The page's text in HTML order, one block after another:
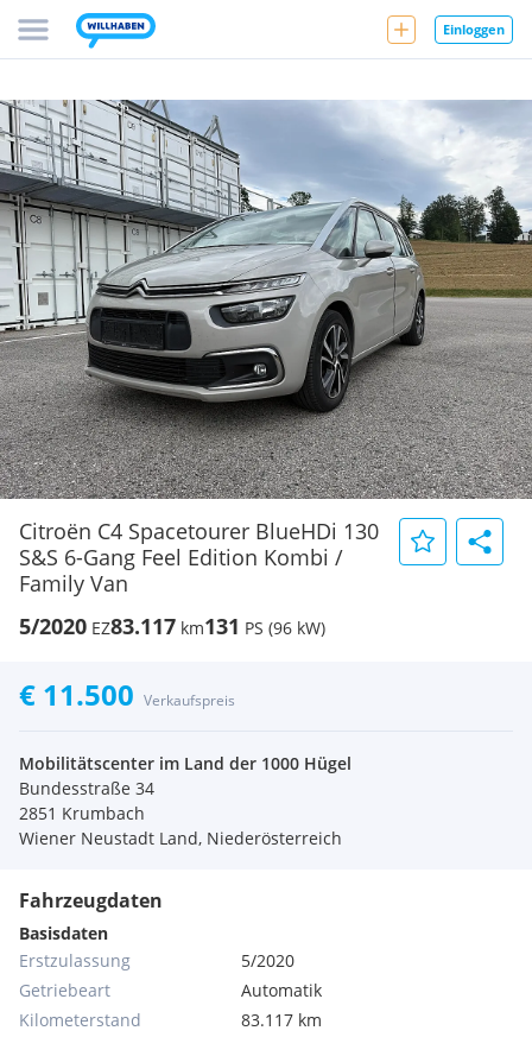
Einloggen
Citroën C4 Spacetourer BlueHDi 130
S&S 6-Gang Feel Edition Kombi /
Family Van
5/2020 EZ83.117 km131 PS (96 kW)
€ 11.500 Verkaufspreis
Mobilitätscenter im Land der 1000 Hügel
Bundesstraße 34
2851 Krumbach
Wiener Neustadt Land, Niederösterreich
Fahrzeugdaten
Basisdaten
Erstzulassung
5/2020
Getriebeart
Automatik
Kilometerstand
83.117 km